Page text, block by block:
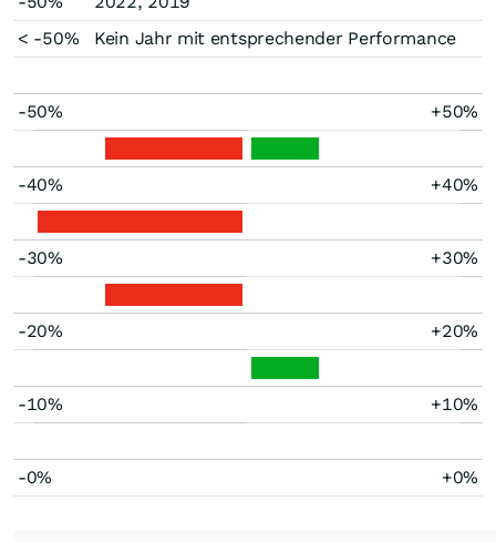
< -50%
Kein Jahr mit entsprechender Performance
-50% +50%
-40% +40%
-30% +30%
-20% +20%
-10% +10%
-0% +0%